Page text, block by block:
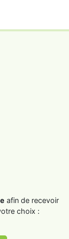
afin de recevoir
choix :